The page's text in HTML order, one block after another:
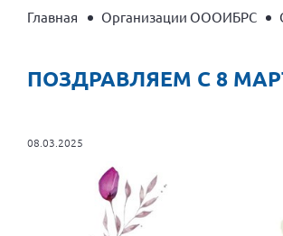
Главная Организации ОООИБРС
ПОЗДРАВЛЯЕМ С 8
08.03.2025